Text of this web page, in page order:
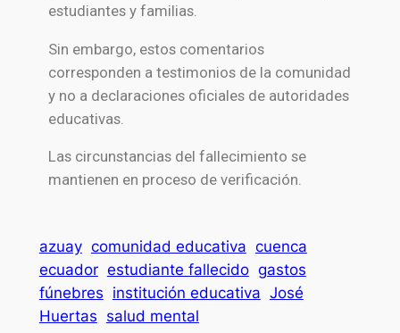
estudiantes y familias.
Sin embargo, estos comentarios
corresponden a testimonios de la comunidad
y no a declaraciones oficiales de autoridades
educativas.
Las circunstancias del fallecimiento se
mantienen en proceso de verificación.
azuay comunidad educativa cuenca
ecuador estudiante fallecido gastos
fúnebres institución educativa José
Huertas salud mental